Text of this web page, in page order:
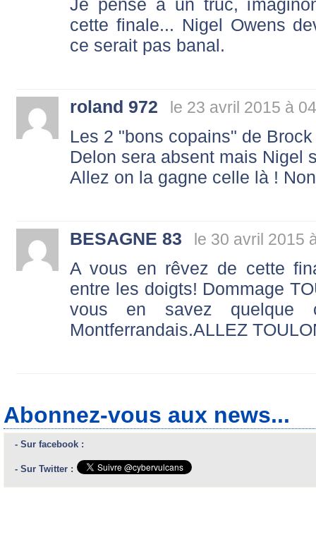
Je pense à un truc,
cette finale... Nigel Owens
ce serait pas banal.
roland 972 le 23 avril 2015 à
Les 2 "bons copains" de
Delon sera absent mais Nigel
Allez on la gagne celle là !
BESAGNE 83 le 30 avril 2015
A vous en rêvez de cette
entre les doigts! Dommage
vous en savez quelque
Montferrandais.ALLEZ
Abonnez-vous aux news...
- Sur facebook :
- Sur Twitter :